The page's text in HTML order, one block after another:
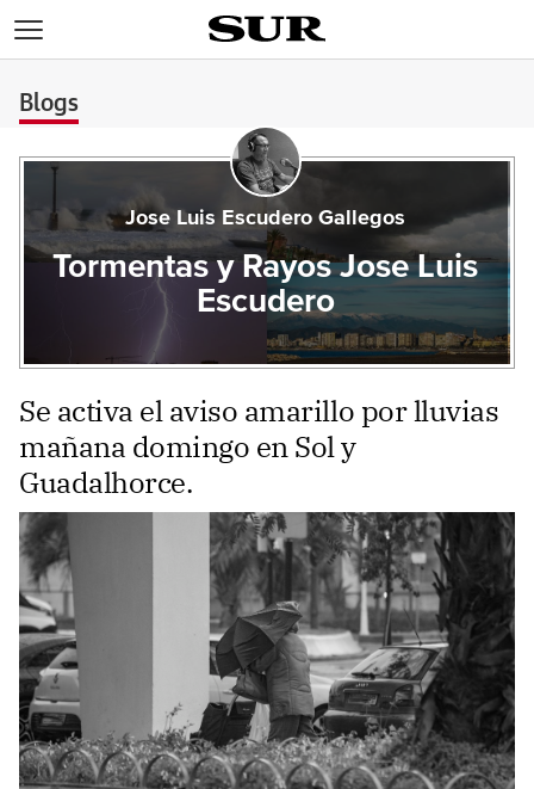
Blogs
Jose Luis Escudero Gallegos
Tormentas y Rayos Jose Luis
Escudero
Se activa el aviso amarillo por lluvias
mañana domingo en Sol y
Guadalhorce.